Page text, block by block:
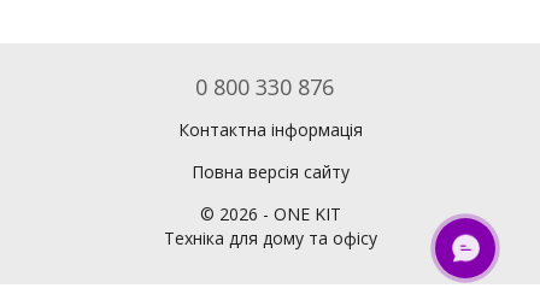
0 800 330 876
Контактна інформація
Повна версія сайту
© 2026 - ONE KIT
Техніка для дому та офісу
ОНЛАЙН ЧАТ